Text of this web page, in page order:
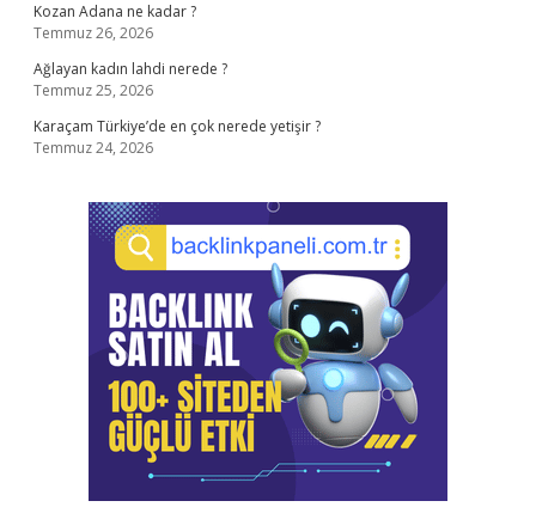
Kozan Adana ne kadar ?
Temmuz 26, 2026
Ağlayan kadın lahdi nerede ?
Temmuz 25, 2026
Karaçam Türkiye’de en çok nerede yetişir ?
Temmuz 24, 2026